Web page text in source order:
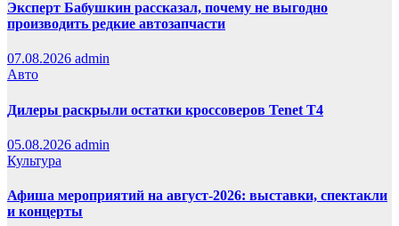
Эксперт Бабушкин рассказал, почему не выгодно
производить редкие автозапчасти
07.08.2026 admin
Авто
Дилеры раскрыли остатки кроссоверов Tenet T4
05.08.2026 admin
Культура
Афиша мероприятий на август-2026: выставки, спектакли
и концерты